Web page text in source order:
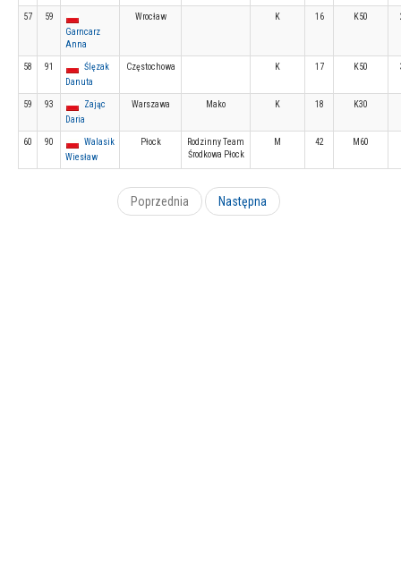
57
59
Garncarz
Anna
Wrocław K 16 K50
58 91
Ślęzak
Danuta
Częstochowa K 17 K50
59 93
Zając
Daria
Warszawa Mako K 18 K30
60 90
Walasik
Wiesław
Płock
Rodzinny Team
Środkowa Płock
M 42 M60
Poprzednia Następna